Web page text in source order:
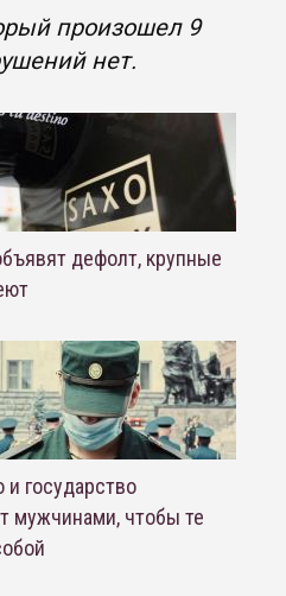
произошел 9
нет.
дефолт, крупные
государство
мужчинами, чтобы те